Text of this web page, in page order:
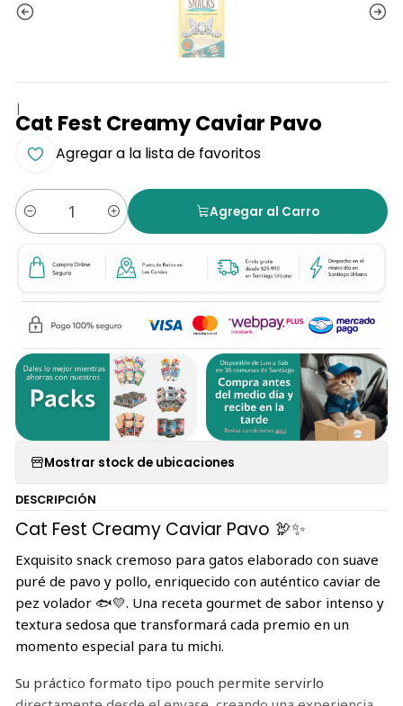
|
Cat Fest Creamy Caviar Pavo
Agregar a la lista de favoritos
Cantidad
Agregar al Carro
Mostrar stock de ubicaciones
DESCRIPCIÓN
Cat Fest Creamy Caviar Pavo 🦃✨
Exquisito snack cremoso para gatos elaborado con suave
puré de pavo y pollo, enriquecido con auténtico caviar de
pez volador 🐟💛. Una receta gourmet de sabor intenso y
textura sedosa que transformará cada premio en un
momento especial para tu michi.
Su práctico formato tipo pouch permite servirlo